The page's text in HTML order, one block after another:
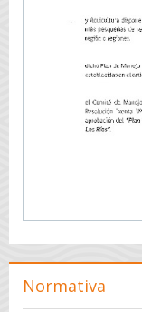
Normativa